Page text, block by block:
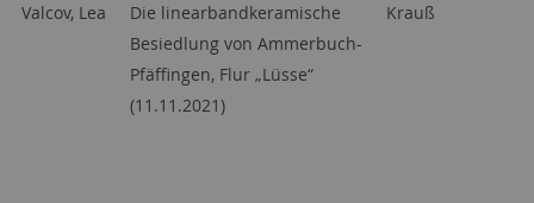
Valcov, Lea
Die linearbandkeramische
Besiedlung von Ammerbuch-
Pfäffingen, Flur „Lüsse“
(11.11.2021)
Krauß